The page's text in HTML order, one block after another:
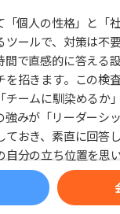
「個人の性格」と「
ツールで、対策は不
間で直感的に答える
を招きます。この検
チームに馴染めるか
強みが「リーダーシ
ておき、素直に回答
自分の立ち位置を思